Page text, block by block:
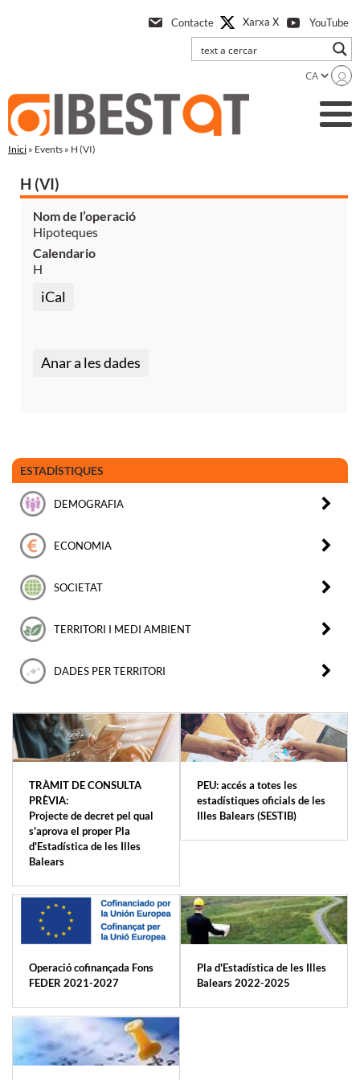
a
l'contingut
Contacte Xarxa X YouTube
Inici » Events » H (VI)
H (VI)
Nom de l’operació
Hipoteques
Calendario
H
iCal
Anar a les dades
ESTADÍSTIQUES
DEMOGRAFIA
ECONOMIA
SOCIETAT
TERRITORI I MEDI AMBIENT
DADES PER TERRITORI
TRÀMIT DE CONSULTA
PRÈVIA:
Projecte de decret pel qual
s'aprova el proper Pla
d'Estadística de les Illes
Balears
PEU: accés a totes les
estadístiques oficials de les
Illes Balears (SESTIB)
Operació cofinançada Fons
FEDER 2021-2027
Pla d'Estadística de les Illes
Balears 2022-2025